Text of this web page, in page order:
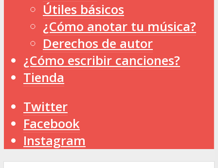
Útiles básicos
¿Cómo anotar tu música?
Derechos de autor
¿Cómo escribir canciones?
Tienda
Twitter
Facebook
Instagram